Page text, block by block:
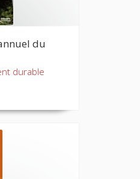
du
durable